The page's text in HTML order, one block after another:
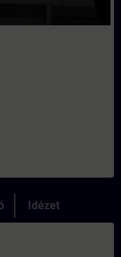
Idézet